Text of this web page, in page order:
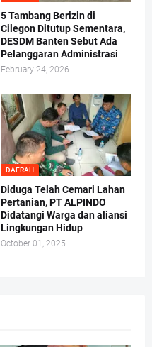
5 Tambang Berizin di
Cilegon Ditutup Sementara,
DESDM Banten Sebut Ada
Pelanggaran Administrasi
February 24, 2026
DAERAH
Diduga Telah Cemari Lahan
Pertanian, PT ALPINDO
Didatangi Warga dan aliansi
Lingkungan Hidup
October 01, 2025